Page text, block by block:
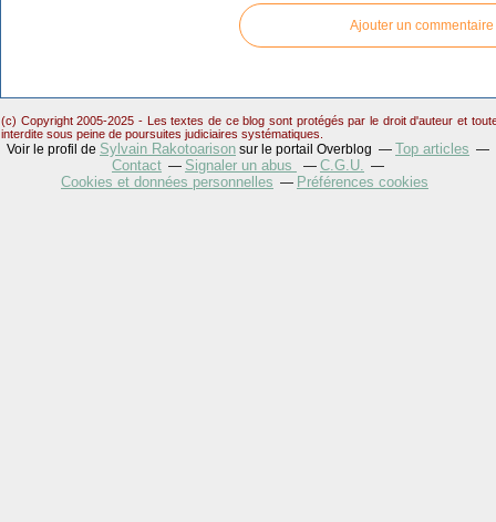
Ajouter un commentaire
(c) Copyright 2005-2025 - Les textes de ce blog sont protégés par le droit d'auteur et
interdite sous peine de poursuites judiciaires systématiques.
Voir le profil de Sylvain Rakotoarison sur le portail Overblog
Top articles
Contact
Signaler un abus
C.G.U.
Cookies et données personnelles
Préférences cookies